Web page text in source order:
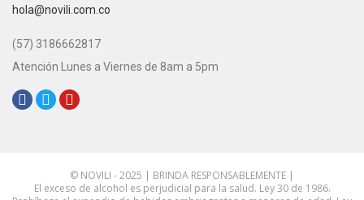
hola@novili.com.co
(57) 3186662817
Atención Lunes a Viernes de 8am a 5pm
© NOVILI - 2025 | BRINDA RESPONSABLEMENTE |
El exceso de alcohol es perjudicial para la salud. Ley 30 de 1986.